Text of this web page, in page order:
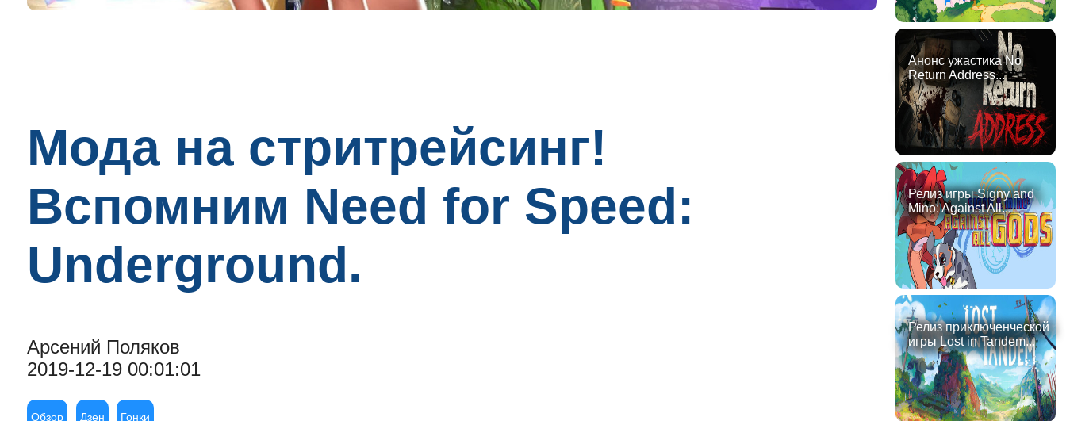
Мода на стритрейсинг!
Вспомним Need for Speed:
Underground.
Арсений Поляков
2019-12-19 00:01:01
Обзор Дзен Гонки
Анонс ужастика No
Return Address...
Релиз игры Signy and
Mino: Against All...
Релиз приключенческой
игры Lost in Tandem...